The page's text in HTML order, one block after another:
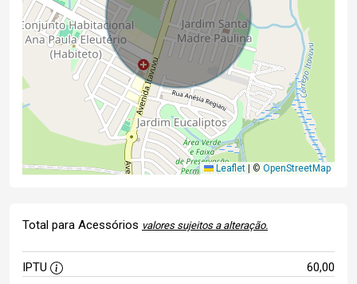
Leaflet © OpenStreetMap
Total para Acessórios valores sujeitos a alteração.
IPTU
60,00